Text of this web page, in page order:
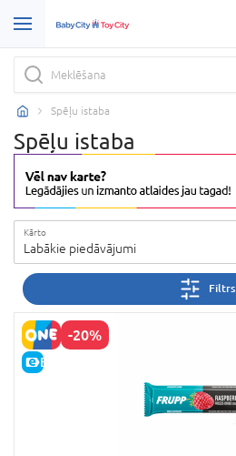
Spēļu istaba
Spēļu istaba
Kārto
Labākie piedāvājumi
Filtrs
-20%
E-CENA